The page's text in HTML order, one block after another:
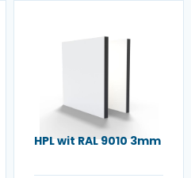
HPL wit RAL 9010 3mm